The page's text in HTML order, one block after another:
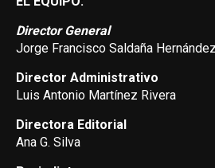
Director General
Jorge Francisco Saldaña Hernández
Director Administrativo
Luis Antonio Martínez Rivera
Directora Editorial
Ana G. Silva